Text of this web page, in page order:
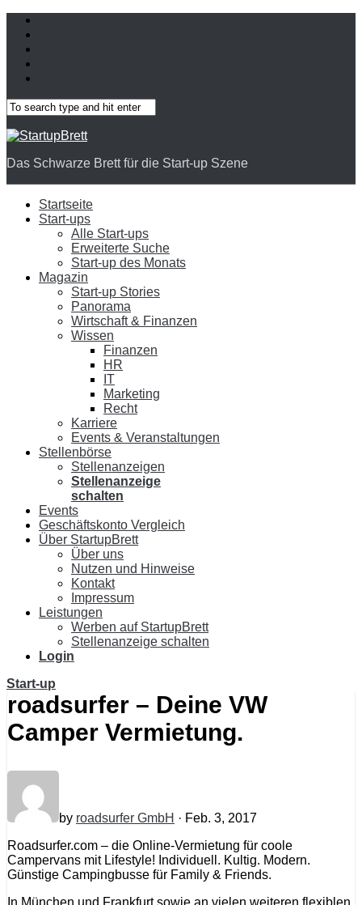
Das Schwarze Brett für die Start-up Szene
Startseite
Start-ups
Alle Start-ups
Erweiterte Suche
Start-up des Monats
Magazin
Start-up Stories
Panorama
Wirtschaft & Finanzen
Wissen
Finanzen
HR
IT
Marketing
Recht
Karriere
Events & Veranstaltungen
Stellenbörse
Stellenanzeigen
Stellenanzeige
schalten
Events
Geschäftskonto Vergleich
Über StartupBrett
Über uns
Nutzen und Hinweise
Kontakt
Impressum
Leistungen
Werben auf StartupBrett
Stellenanzeige schalten
Login
Start-up
roadsurfer – Deine VW
Camper Vermietung.
by roadsurfer GmbH · Feb. 3, 2017
Roadsurfer.com – die Online-Vermietung für coole
Campervans mit Lifestyle! Individuell. Kultig. Modern.
Günstige Campingbusse für Family & Friends.
In München und Frankfurt sowie an vielen weiteren flexiblen